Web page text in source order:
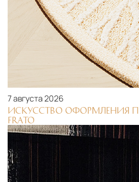
7 августа 2026
ИСКУССТВО ОФОРМЛЕНИЯ
FRATO